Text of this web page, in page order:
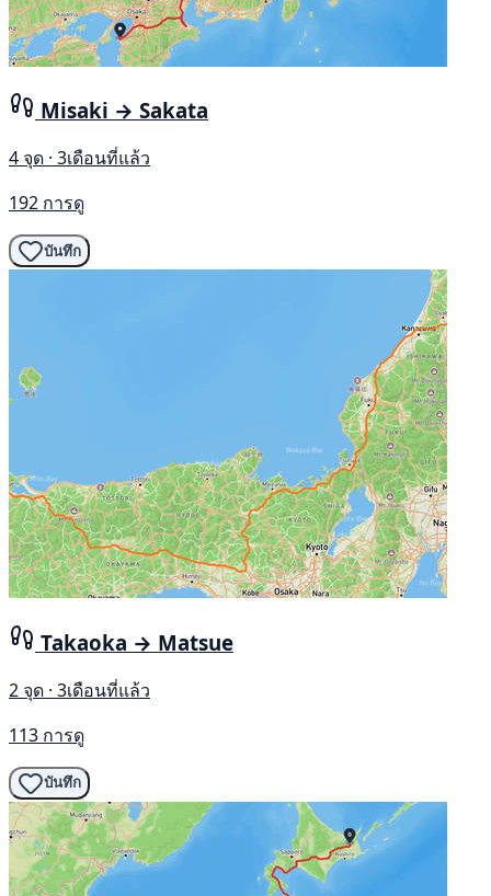
Misaki → Sakata
4 จุด · 3เดือนที่แล้ว
192 การดู
บันทึก
Takaoka → Matsue
2 จุด · 3เดือนที่แล้ว
113 การดู
บันทึก